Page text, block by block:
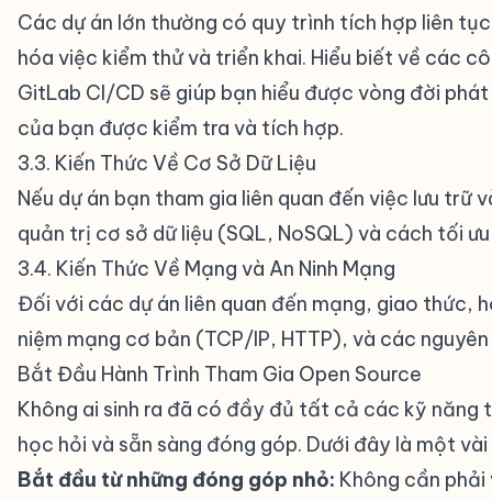
Các dự án lớn thường có quy trình tích hợp liên
hóa việc kiểm thử và triển khai. Hiểu biết về các
GitLab CI/CD sẽ giúp bạn hiểu được vòng đời
của bạn được kiểm tra và tích hợp.
3.3. Kiến Thức Về Cơ Sở Dữ Liệu
Nếu dự án bạn tham gia liên quan đến việc lưu trữ
quản trị cơ sở dữ liệu (SQL, NoSQL) và cách tối
3.4. Kiến Thức Về Mạng và An Ninh Mạng
Đối với các dự án liên quan đến mạng, giao thức,
niệm mạng cơ bản (TCP/IP, HTTP), và các
Bắt Đầu Hành Trình Tham Gia Open Source
Không ai sinh ra đã có đầy đủ tất cả các kỹ năng
học hỏi và sẵn sàng đóng góp. Dưới đây là một
Bắt đầu từ những đóng góp nhỏ: Không cần